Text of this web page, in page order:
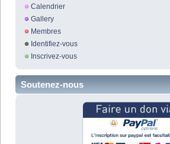
Calendrier
Gallery
Membres
Identifiez-vous
Inscrivez-vous
Soutenez-nous